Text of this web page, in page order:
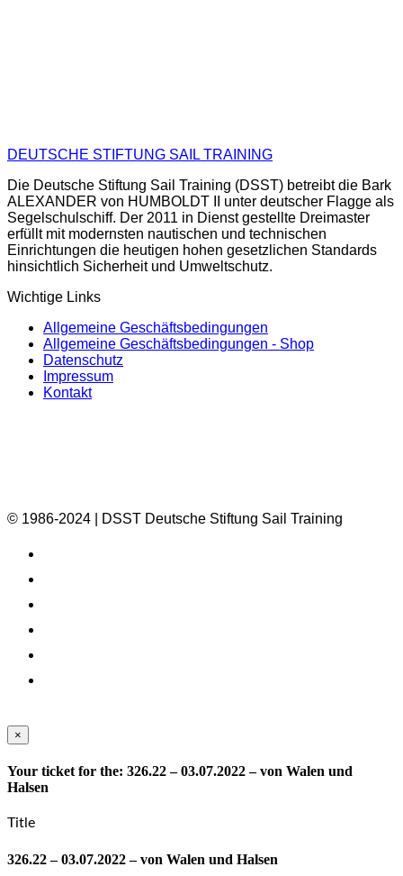
DEUTSCHE STIFTUNG SAIL TRAINING
Die Deutsche Stiftung Sail Training (DSST) betreibt die Bark
ALEXANDER von HUMBOLDT II unter deutscher Flagge als
Segelschulschiff. Der 2011 in Dienst gestellte Dreimaster
erfüllt mit modernsten nautischen und technischen
Einrichtungen die heutigen hohen gesetzlichen Standards
hinsichtlich Sicherheit und Umweltschutz.
Wichtige Links
Allgemeine Geschäftsbedingungen
Allgemeine Geschäftsbedingungen - Shop
Datenschutz
Impressum
Kontakt
© 1986-2024 | DSST Deutsche Stiftung Sail Training
×
Your ticket for the: 326.22 – 03.07.2022 – von Walen und
Halsen
Title
326.22 – 03.07.2022 – von Walen und Halsen